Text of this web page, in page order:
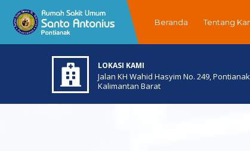
Beranda Tentang
LOKASI KAMI
Jalan KH Wahid Hasyim No. 249,
Kalimantan Barat